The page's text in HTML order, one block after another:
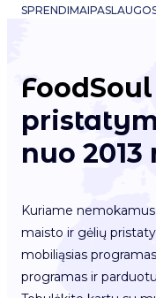
SPRENDIMAI
FoodSoul
nuo 2013
Kuriame
maisto ir gėlių
mobiliąsias
programas ir